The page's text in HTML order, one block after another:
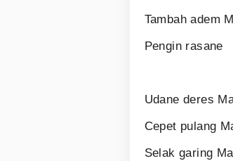
Tambah adem
Pengin rasane
Udane deres
Cepet pulang
Selak garing